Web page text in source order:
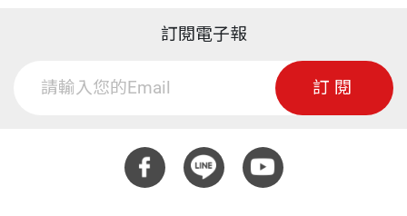
訂閱電子報
訂閱